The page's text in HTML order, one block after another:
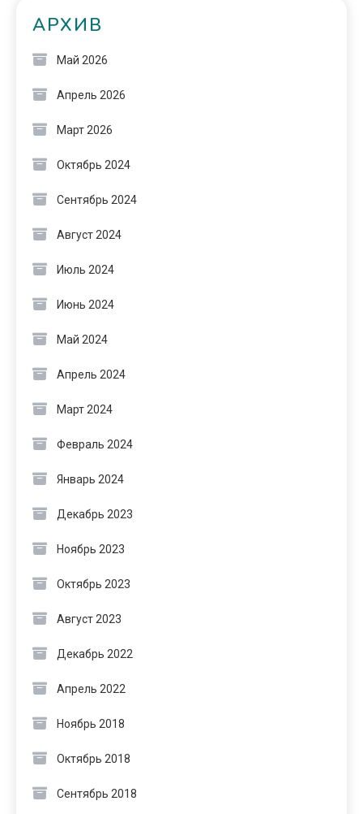
АРХИВ
Май 2026
Апрель 2026
Март 2026
Октябрь 2024
Сентябрь 2024
Август 2024
Июль 2024
Июнь 2024
Май 2024
Апрель 2024
Март 2024
Февраль 2024
Январь 2024
Декабрь 2023
Ноябрь 2023
Октябрь 2023
Август 2023
Декабрь 2022
Апрель 2022
Ноябрь 2018
Октябрь 2018
Сентябрь 2018